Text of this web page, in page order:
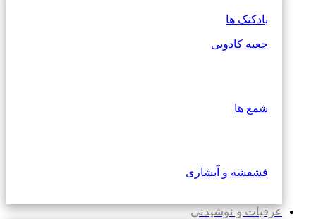
بادکنک ها
جعبه کادویی
شمع ها
فشفشه و آبشاری
عرقیات و نوشیدنی